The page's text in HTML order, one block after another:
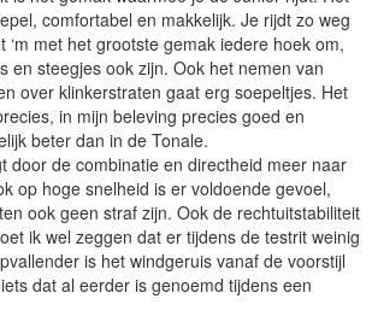
comfortabel en makkelijk. Je rijdt zo weg
‘m met het grootste gemak iedere hoek om,
en steegjes ook zijn. Ook het nemen van
over klinkerstraten gaat erg soepeltjes. Het
in mijn beleving precies goed en
beter dan in de Tonale.
door de combinatie en directheid meer naar
op hoge snelheid is er voldoende gevoel,
ook geen straf zijn. Ook de rechtuitstabiliteit
ik wel zeggen dat er tijdens de testrit weinig
is het windgeruis vanaf de voorstijl
dat al eerder is genoemd tijdens een